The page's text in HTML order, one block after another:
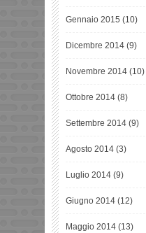
Gennaio 2015 (10)
Dicembre 2014 (9)
Novembre 2014 (10)
Ottobre 2014 (8)
Settembre 2014 (9)
Agosto 2014 (3)
Luglio 2014 (9)
Giugno 2014 (12)
Maggio 2014 (13)